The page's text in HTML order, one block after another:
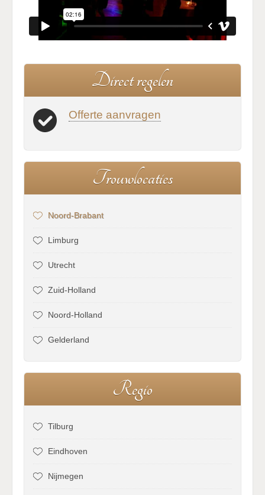
Directregelen
Offerte aanvragen
Trouwlocaties
Noord-Brabant
Limburg
Utrecht
Zuid-Holland
Noord-Holland
Gelderland
Regio
Tilburg
Eindhoven
Nijmegen